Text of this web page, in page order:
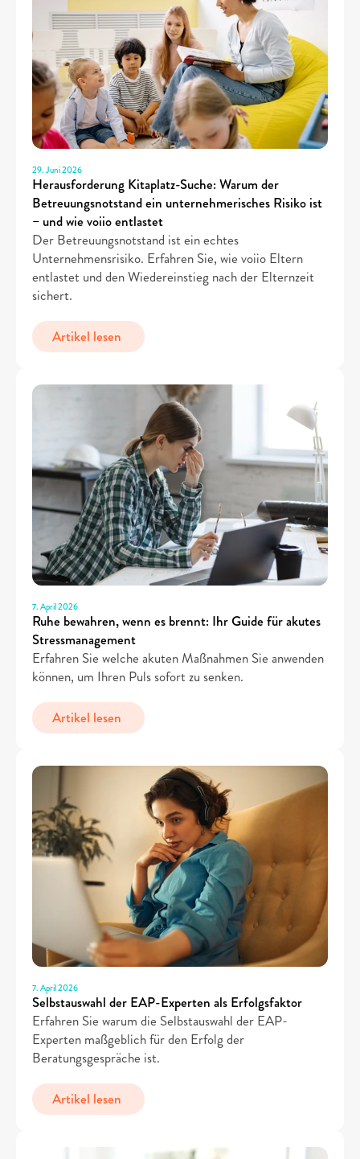
29. Juni 2026
Herausforderung Kitaplatz-Suche: Warum der
Betreuungsnotstand ein unternehmerisches Risiko ist
– und wie voiio entlastet
Der Betreuungsnotstand ist ein echtes
Unternehmensrisiko. Erfahren Sie, wie voiio Eltern
entlastet und den Wiedereinstieg nach der Elternzeit
sichert.
Artikel lesen
7. April 2026
Ruhe bewahren, wenn es brennt: Ihr Guide für akutes
Stressmanagement
Erfahren Sie welche akuten Maßnahmen Sie anwenden
können, um Ihren Puls sofort zu senken.
Artikel lesen
7. April 2026
Selbstauswahl der EAP-Experten als Erfolgsfaktor
Erfahren Sie warum die Selbstauswahl der EAP-
Experten maßgeblich für den Erfolg der
Beratungsgespräche ist.
Artikel lesen